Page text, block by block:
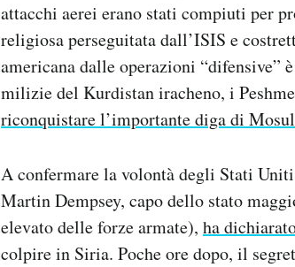
attacchi aerei erano stati compiuti per
religiosa perseguitata dall’ISIS e
americana dalle operazioni “difensive”
milizie del Kurdistan iracheno, i
riconquistare l’importante diga di Mosul
A confermare la volontà degli Stati
Martin Dempsey, capo dello stato
elevato delle forze armate), ha
colpire in Siria. Poche ore dopo, il